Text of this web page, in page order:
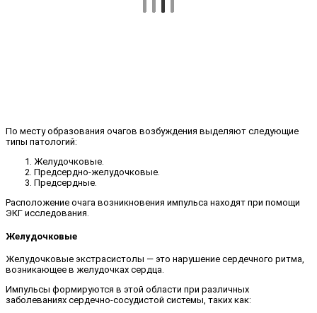
По месту образования очагов возбуждения выделяют следующие
типы патологий:
Желудочковые.
Предсердно-желудочковые.
Предсердные.
Расположение очага возникновения импульса находят при помощи
ЭКГ исследования.
Желудочковые
Желудочковые экстрасистолы — это нарушение сердечного ритма,
возникающее в желудочках сердца.
Импульсы формируются в этой области при различных
заболеваниях сердечно-сосудистой системы, таких как: